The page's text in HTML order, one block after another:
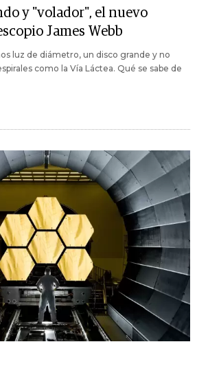
y "volador", el nuevo
James Webb
luz de diámetro, un disco grande y no
como la Vía Láctea. Qué se sabe de